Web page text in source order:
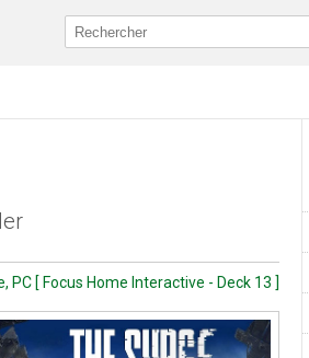
PC [ Focus Home Interactive - Deck 13 ]